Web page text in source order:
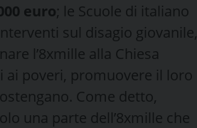
euro; le Scuole di italiano
sul disagio giovanile,
l’8xmille alla Chiesa
poveri, promuovere il loro
Come detto,
una parte dell’8xmille che